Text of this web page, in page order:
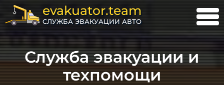
evakuator.team
СЛУЖБА ЭВАКУАЦИИ АВТО
Служба эвакуации и
техпомощи